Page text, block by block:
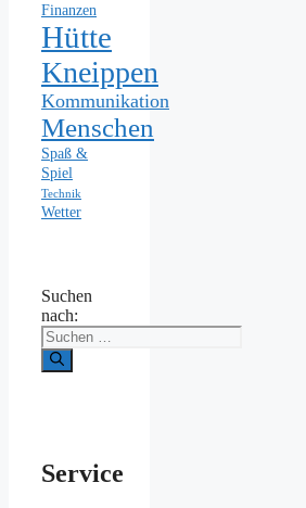
Finanzen
Hütte
Kneippen
Kommunikation
Menschen
Spaß &
Spiel
Technik
Wetter
Suchen
nach:
Service